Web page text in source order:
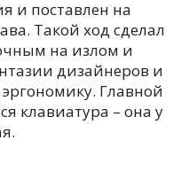
и поставлен на
Такой ход сделал
на излом и
дизайнеров и
Главной
клавиатура – она у